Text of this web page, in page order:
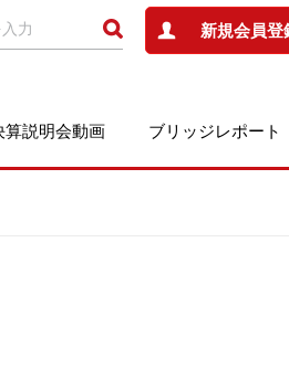
新規会員登
算説明会動画 ブリッジレポート